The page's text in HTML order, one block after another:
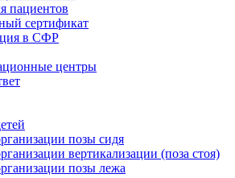
пациентов
сертификат
в СФР
центры
позы сидя
вертикализации (поза стоя)
позы лежа